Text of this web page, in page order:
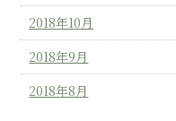
2018年10月
2018年9月
2018年8月